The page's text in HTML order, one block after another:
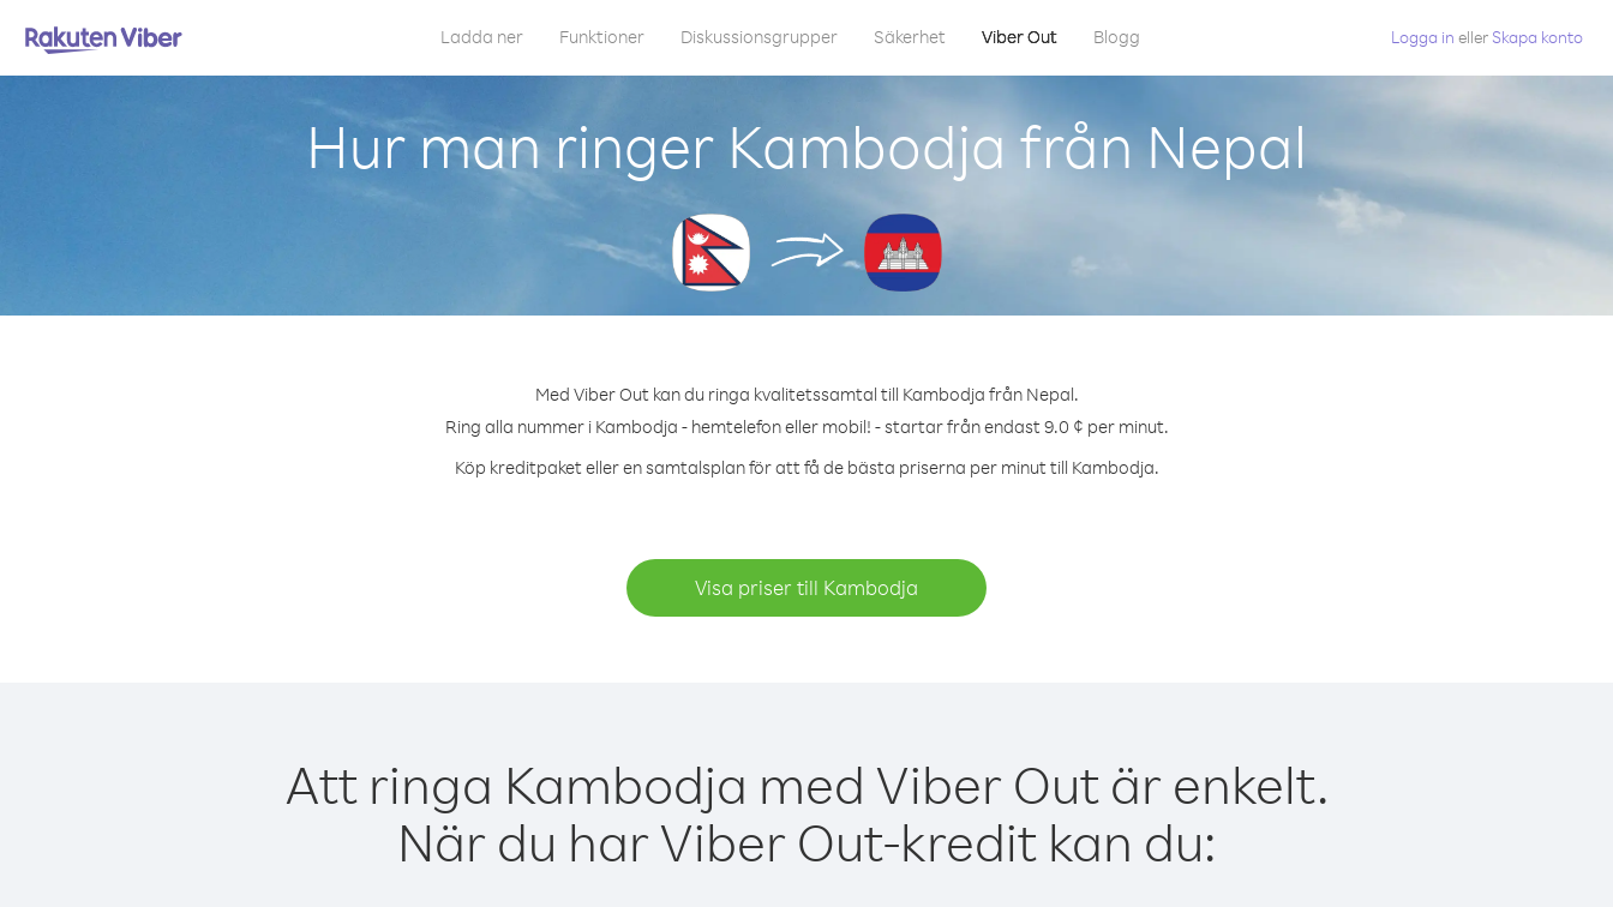
Ladda ner Funktioner Diskussionsgrupper Säkerhet Viber Out Blogg Logga in eller Skapa konto
Hur man ringer Kambodja från Nepal
Med Viber Out kan du ringa kvalitetssamtal till Kambodja från Nepal.
Ring alla nummer i Kambodja - hemtelefon eller mobil! - startar från endast 9.0 ¢ per minut.
Köp kreditpaket eller en samtalsplan för att få de bästa priserna per minut till Kambodja.
Visa priser till Kambodja
Att ringa Kambodja med Viber Out är enkelt.
När du har Viber Out-kredit kan du: